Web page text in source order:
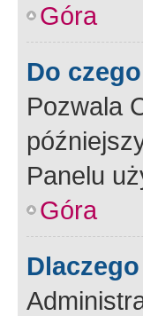
Góra
Do
Pozwala
Panelu
Góra